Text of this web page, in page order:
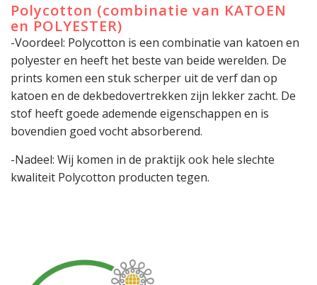
Polycotton (combinatie van KATOEN
en POLYESTER)
-Voordeel: Polycotton is een combinatie van katoen en
polyester en heeft het beste van beide werelden. De
prints komen een stuk scherper uit de verf dan op
katoen en de dekbedovertrekken zijn lekker zacht. De
stof heeft goede ademende eigenschappen en is
bovendien goed vocht absorberend.
-Nadeel: Wij komen in de praktijk ook hele slechte
kwaliteit Polycotton producten tegen.